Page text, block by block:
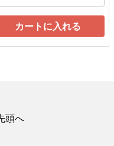
カートに入れる
頭へ